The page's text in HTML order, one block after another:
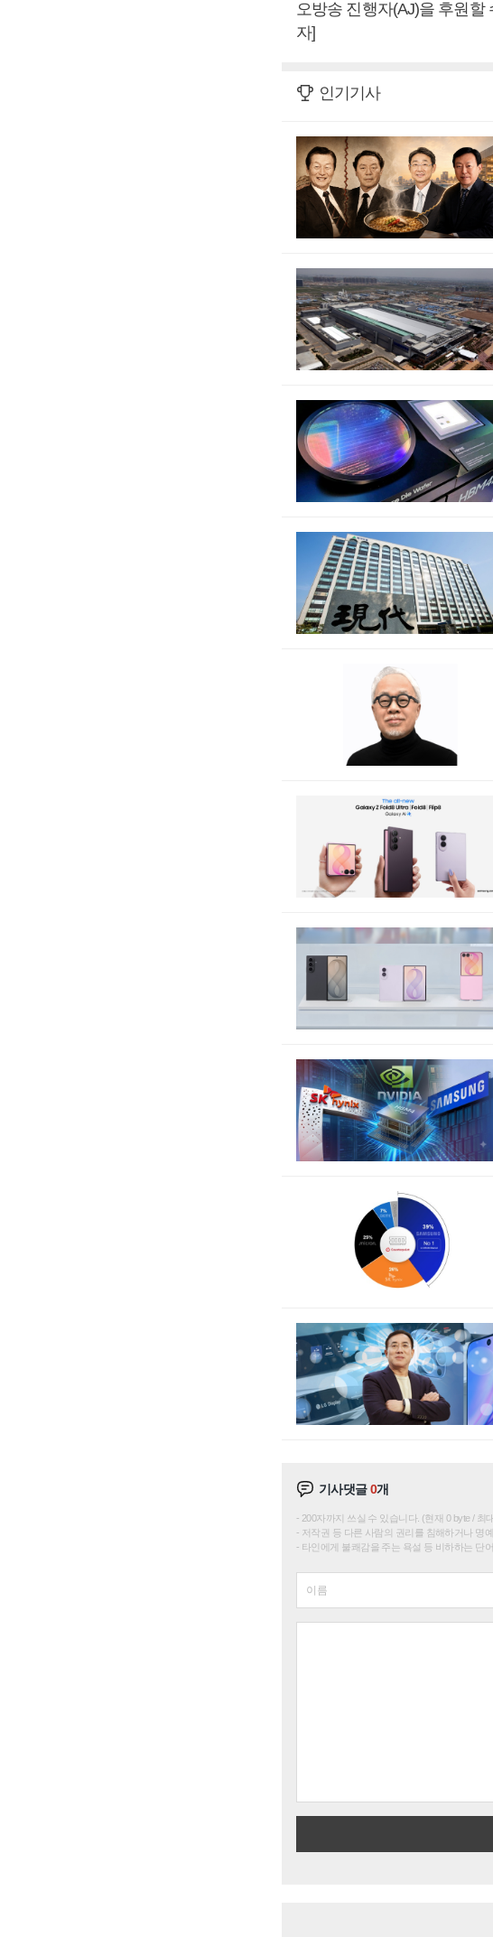
오방송 진행자(AJ)을 후원
자]
인기기사
기사댓글0개
200자까지 쓰실 수 있습니다. (현재 0 byte / 최
저작권 등 다른 사람의 권리를 침해하거나 명
타인에게 불쾌감을 주는 욕설 등 비하하는 단